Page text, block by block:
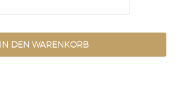
IN DEN WARENKORB